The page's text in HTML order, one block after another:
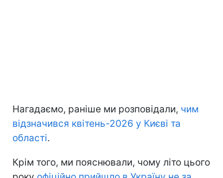
Нагадаємо, раніше ми розповідали, чим
відзначився квітень-2026 у Києві та
області.
Крім того, ми пояснювали, чому літо цього